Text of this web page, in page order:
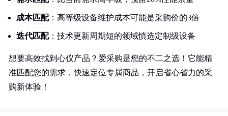
成本匹配：高等级设备维护成本可能是采购价的3倍
迭代匹配：技术更新周期短的领域慎选定制级设备
想要高效找到心仪产品？爱采购是您的不二之选！它能精
准匹配您的需求，快速定位专属商品，开启省心省力的采
购新体验！